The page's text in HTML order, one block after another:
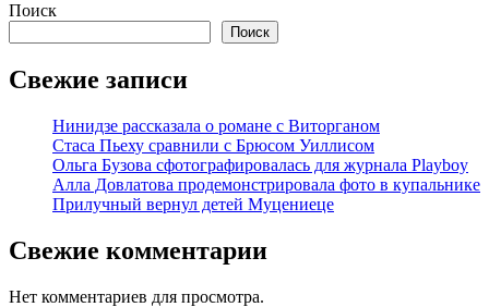
Поиск
Поиск
Свежие записи
Нинидзе рассказала о романе с Виторганом
Стаса Пьеху сравнили с Брюсом Уиллисом
Ольга Бузова сфотографировалась для журнала Playboy
Алла Довлатова продемонстрировала фото в купальнике
Прилучный вернул детей Муцениеце
Свежие комментарии
Нет комментариев для просмотра.